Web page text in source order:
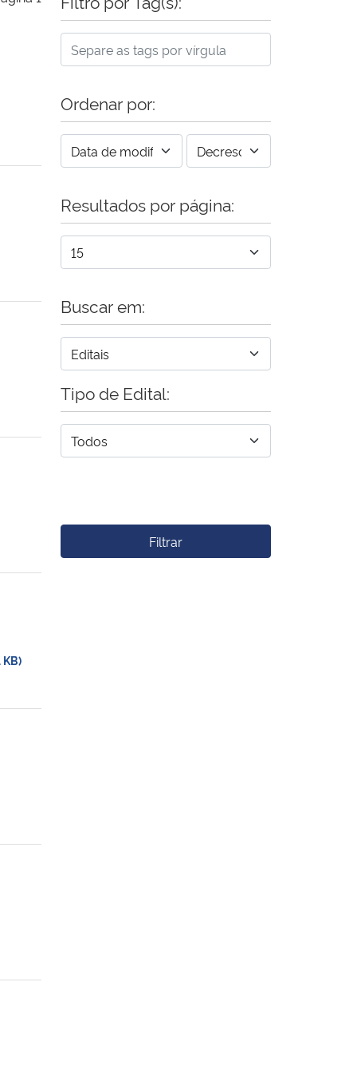
Ordenar por:
Resultados por página:
Buscar em:
Tipo de Edital:
Filtrar